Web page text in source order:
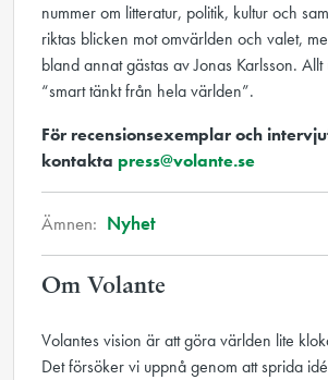
nummer om litteratur, politik, kultur och
riktas blicken mot omvärlden och valet,
bland annat gästas av Jonas Karlsson. Allt
“smart tänkt från hela världen”.
För recensionsexemplar och
kontakta press@volante.se
Ämnen: Nyhet
Om Volante
Volantes vision är att göra världen lite
Det försöker vi uppnå genom att sprida